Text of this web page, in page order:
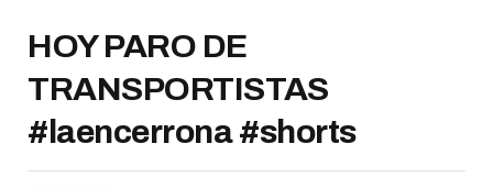
HOY PARO DE
TRANSPORTISTAS
#laencerrona #shorts